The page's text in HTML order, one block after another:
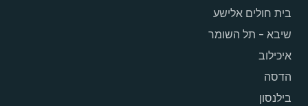
בית חולים אלישע
שיבא - תל השומר
איכילוב
הדסה
בילנסון